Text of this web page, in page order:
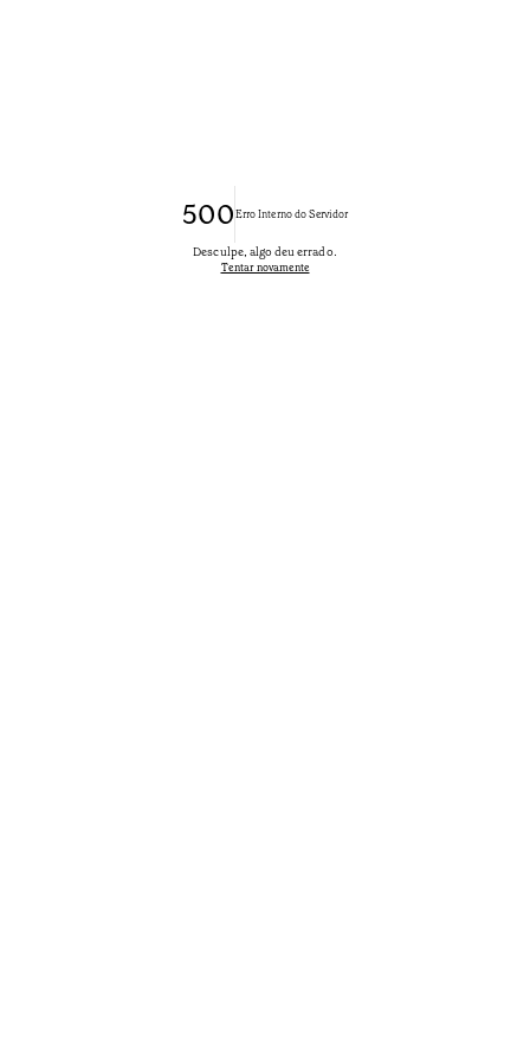
500Erro Interno do Servidor
Desculpe, algo deu errado.
Tentar novamente